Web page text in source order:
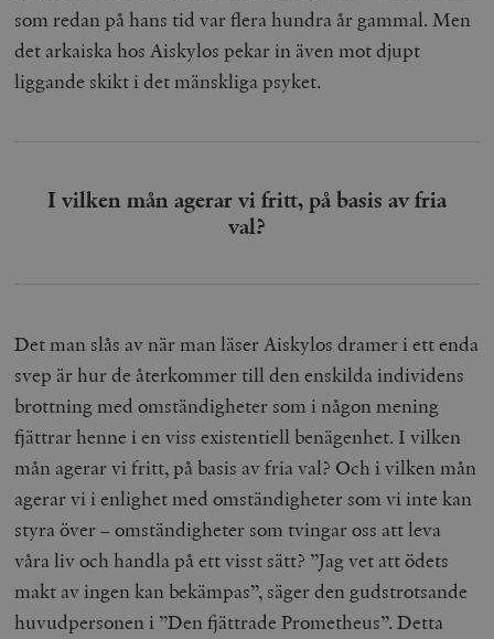
som redan på hans tid var flera hundra år gammal. Men
det arkaiska hos Aiskylos pekar in även mot djupt
liggande skikt i det mänskliga psyket.
I vilken mån agerar vi fritt, på basis av fria
val?
Det man slås av när man läser Aiskylos dramer i ett enda
svep är hur de återkommer till den enskilda individens
brottning med omständigheter som i någon mening
fjättrar henne i en viss existentiell benägenhet. I vilken
mån agerar vi fritt, på basis av fria val? Och i vilken mån
agerar vi i enlighet med omständigheter som vi inte kan
styra över – omständigheter som tvingar oss att leva
våra liv och handla på ett visst sätt? ”Jag vet att ödets
makt av ingen kan bekämpas”, säger den gudstrotsande
huvudpersonen i ”Den fjättrade Prometheus”. Detta